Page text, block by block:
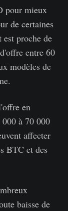
pour mieux
de certaines
proche de
entre 60
modèles de
en
à 70 000
affecter
BTC et des
baisse de